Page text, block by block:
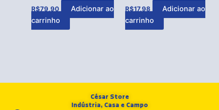
R$79,90
Adicionar ao
carrinho
R$17,98
Adicionar ao
carrinho
César Store
Indústria, Casa e Campo